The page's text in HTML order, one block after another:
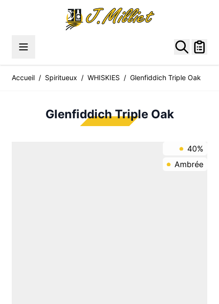
Accueil / Spiritueux / WHISKIES / Glenfiddich Triple Oak
Glenfiddich Triple Oak
40%
Ambrée